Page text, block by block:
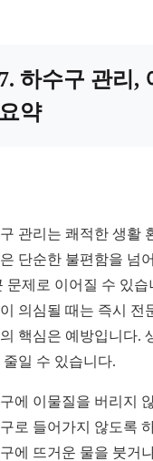
하수구 관리,
약
관리는 쾌적한 생활
단순한 불편함을 넘
문제로 이어질 수 있
의심될 때는 즉시 전
핵심은 예방입니다.
줄일 수 있습니다.
에 이물질을 버리지
로 들어가지 않도록
에 뜨거운 물을 붓거